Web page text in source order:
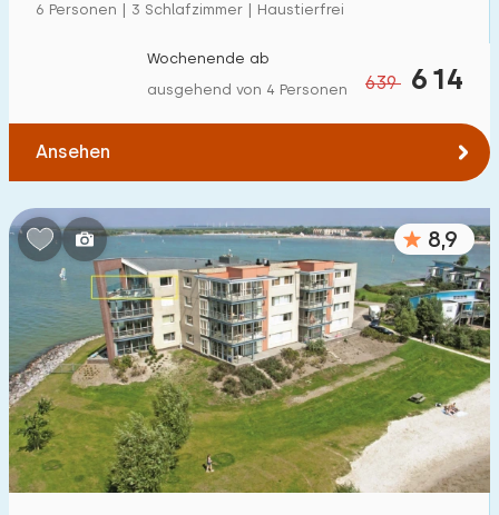
Ferienbauernhof
Ferienwohnung
Tiny house
Kinderfreundlich
Kindermöbel 0
Eingezäunter Garten 0
Spielgeräte im Garten 0
Hallenbad 0
Freibad 0
6 Personen | 3 Schlafzimmer | Haustierfrei
639 614
Wochenende ab
ausgehend von 4 Personen
Ansehen
8,9